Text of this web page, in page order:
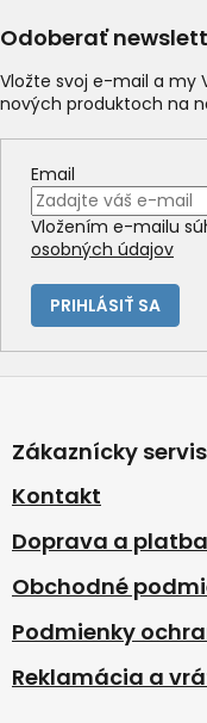
Odoberať
Vložte svoj e-mail a my
nových produktoch na
Email
Vložením e-mailu
osobných údajov
PRIHLÁSIŤ SA
p
ä
e
Zákaznícky servis
Kontakt
Doprava a platba
Obchodné
Podmienky
Reklamácia a